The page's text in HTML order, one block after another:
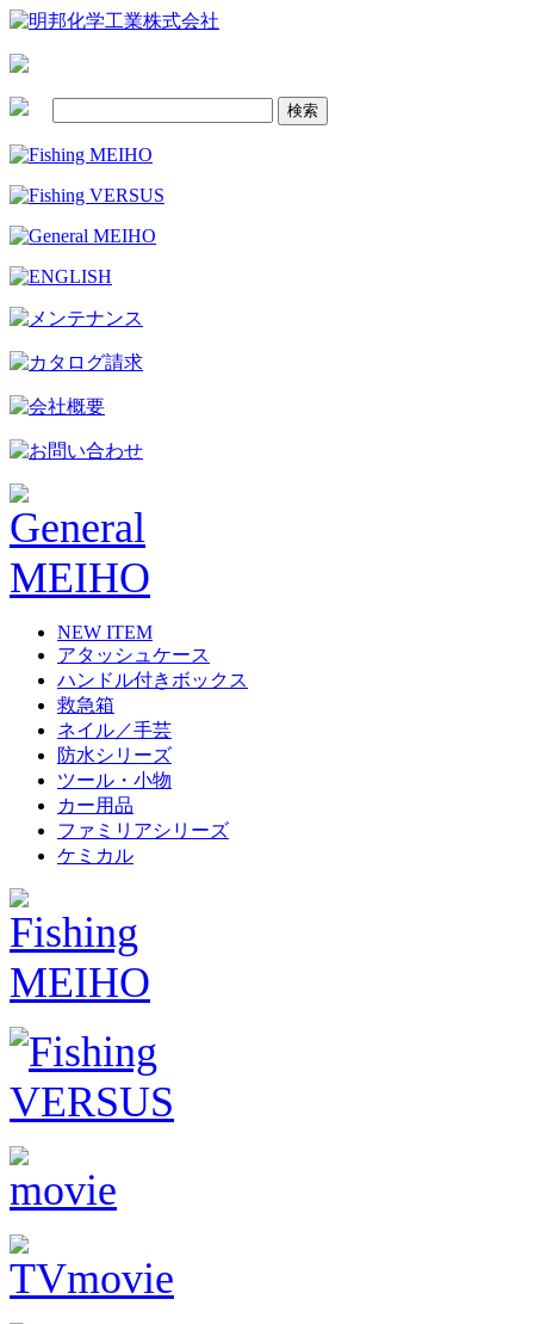
NEW ITEM
アタッシュケース
ハンドル付きボックス
救急箱
ネイル／手芸
防水シリーズ
ツール・小物
カー用品
ファミリアシリーズ
ケミカル